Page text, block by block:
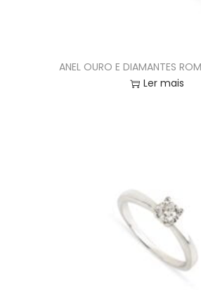
ANEL OURO E DIAMANTES
Ler mais